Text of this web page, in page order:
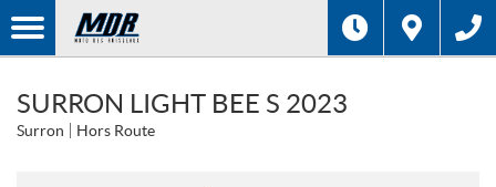
SURRON LIGHT BEE S 2023
Surron Hors Route